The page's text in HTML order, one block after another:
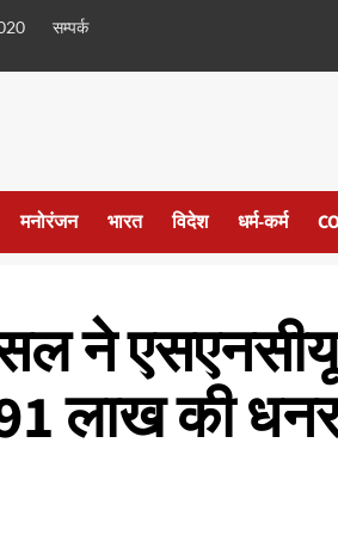
सम्पर्क
मनोरंजन भारत विदेश धर्म-कर्म
ने एसएनसीयू
लाख की